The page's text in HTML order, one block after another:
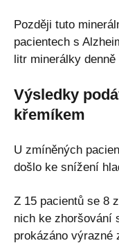
Později tuto
pacientech s
litr minerálky
Výsledky
křemíkem
U zmíněných
došlo ke snížení
Z 15 pacientů se 8
nich ke zhoršování
prokázáno výrazné